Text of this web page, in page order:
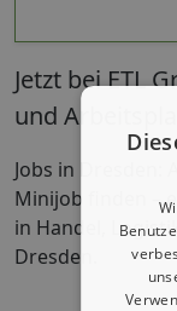
Jetzt bei ETL
und
Jobs in Dresden:
Minijob finden –
in Handel,
Dresden.